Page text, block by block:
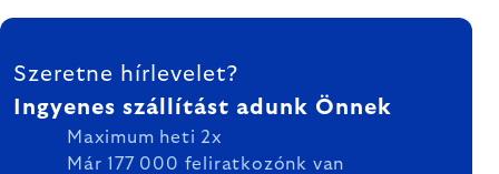
LÁBLÉC
Szeretne hírlevelet?
Ingyenes szállítást adunk Önnek
Maximum heti 2x
Már 177 000 feliratkozónk van